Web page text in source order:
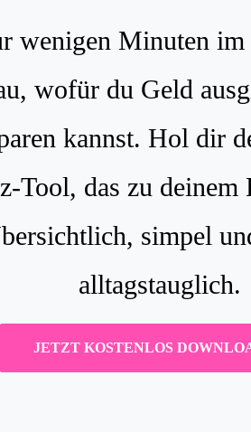
wenigen Minuten
wofür du Geld
kannst. Hol dir
Tool, das zu deinem
simpel
alltagstauglich.
JETZT KOSTENLOS